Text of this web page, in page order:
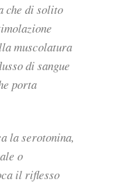
che di solito
muscolatura
di sangue
porta
la serotonina,
o
il riflesso